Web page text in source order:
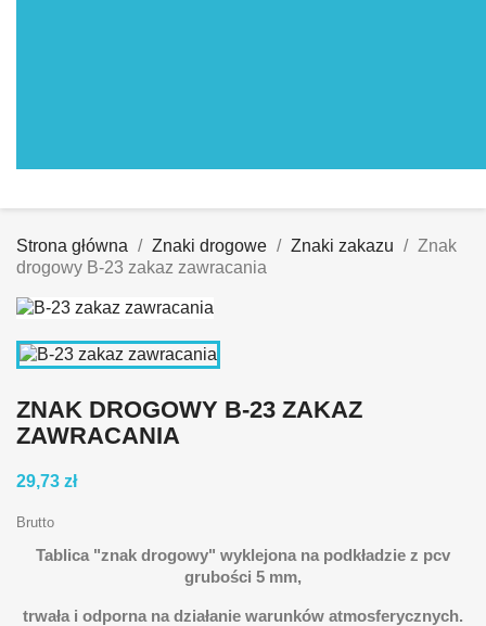
Strona główna Znaki drogowe Znaki zakazu
Znak
drogowy B-23 zakaz zawracania
ZNAK DROGOWY B-23 ZAKAZ
ZAWRACANIA
29,73 zł
Brutto
Tablica "znak drogowy" wyklejona na podkładzie z pcv
grubości 5 mm,
trwała i odporna na działanie warunków atmosferycznych.